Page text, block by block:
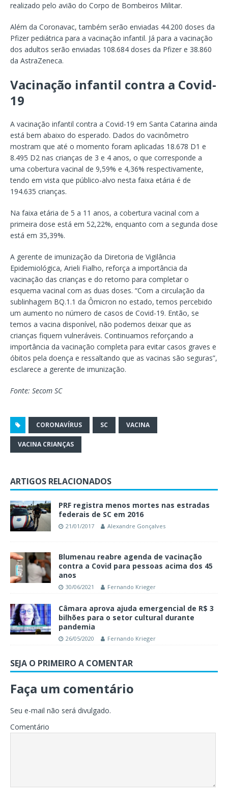
realizado pelo avião do Corpo de Bombeiros Militar.
Além da Coronavac, também serão enviadas 44.200 doses da
Pfizer pediátrica para a vacinação infantil. Já para a vacinação
dos adultos serão enviadas 108.684 doses da Pfizer e 38.860
da AstraZeneca.
Vacinação infantil contra a Covid-
19
A vacinação infantil contra a Covid-19 em Santa Catarina ainda
está bem abaixo do esperado. Dados do vacinômetro
mostram que até o momento foram aplicadas 18.678 D1 e
8.495 D2 nas crianças de 3 e 4 anos, o que corresponde a
uma cobertura vacinal de 9,59% e 4,36% respectivamente,
tendo em vista que público-alvo nesta faixa etária é de
194.635 crianças.
Na faixa etária de 5 a 11 anos, a cobertura vacinal com a
primeira dose está em 52,22%, enquanto com a segunda dose
está em 35,39%.
A gerente de imunização da Diretoria de Vigilância
Epidemiológica, Arieli Fialho, reforça a importância da
vacinação das crianças e do retorno para completar o
esquema vacinal com as duas doses. “Com a circulação da
sublinhagem BQ.1.1 da Ômicron no estado, temos percebido
um aumento no número de casos de Covid-19. Então, se
temos a vacina disponível, não podemos deixar que as
crianças fiquem vulneráveis. Continuamos reforçando a
importância da vacinação completa para evitar casos graves e
óbitos pela doença e ressaltando que as vacinas são seguras”,
esclarece a gerente de imunização.
Fonte: Secom SC
CORONAVÍRUS SC VACINA
VACINA CRIANÇAS
ARTIGOS RELACIONADOS
PRF registra menos mortes nas estradas
federais de SC em 2016
21/01/2017 Alexandre Gonçalves
Blumenau reabre agenda de vacinação
contra a Covid para pessoas acima dos 45
anos
30/06/2021 Fernando Krieger
Câmara aprova ajuda emergencial de R$ 3
bilhões para o setor cultural durante
pandemia
26/05/2020 Fernando Krieger
SEJA O PRIMEIRO A COMENTAR
Faça um comentário
Seu e-mail não será divulgado.
Comentário